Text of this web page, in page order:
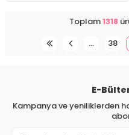
Toplam1318
…
38
E-
Kampanya ve yeniliklerden